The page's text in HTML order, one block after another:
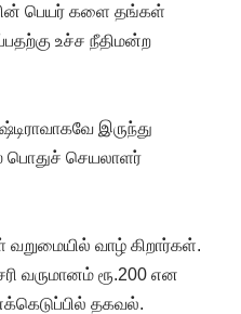
பெயர் களை தங்கள்
உச்ச நீதிமன்ற
இருந்து
பொதுச் செயலாளர்
வறுமையில் வாழ் கிறார்கள்.
வருமானம் ரூ.200 என
தகவல்.